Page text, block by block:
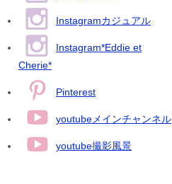
Instagramカジュアル
Instagram*Eddie et
Cherie*
Pinterest
youtubeメインチャンネル
youtube撮影風景